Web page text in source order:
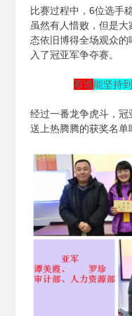
比赛过程中，6位选手
虽然有人惜败，但是
态依旧博得全场观众的
入了冠亚军争夺赛。
看谁能坚持
经过一番龙争虎斗，
送上热腾腾的获奖名单